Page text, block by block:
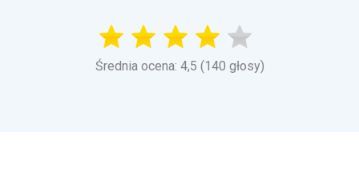
Średnia ocena: 4,5 (140 głosy)